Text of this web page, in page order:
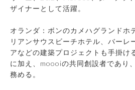
ザイナーとして活躍。
オランダ：ボンのカメハグランドホ
リアンサウスビーチホテル、バーレ
アなどの建築プロジェクトも手掛け
に加え、moooiの共同創設者であり
務める。